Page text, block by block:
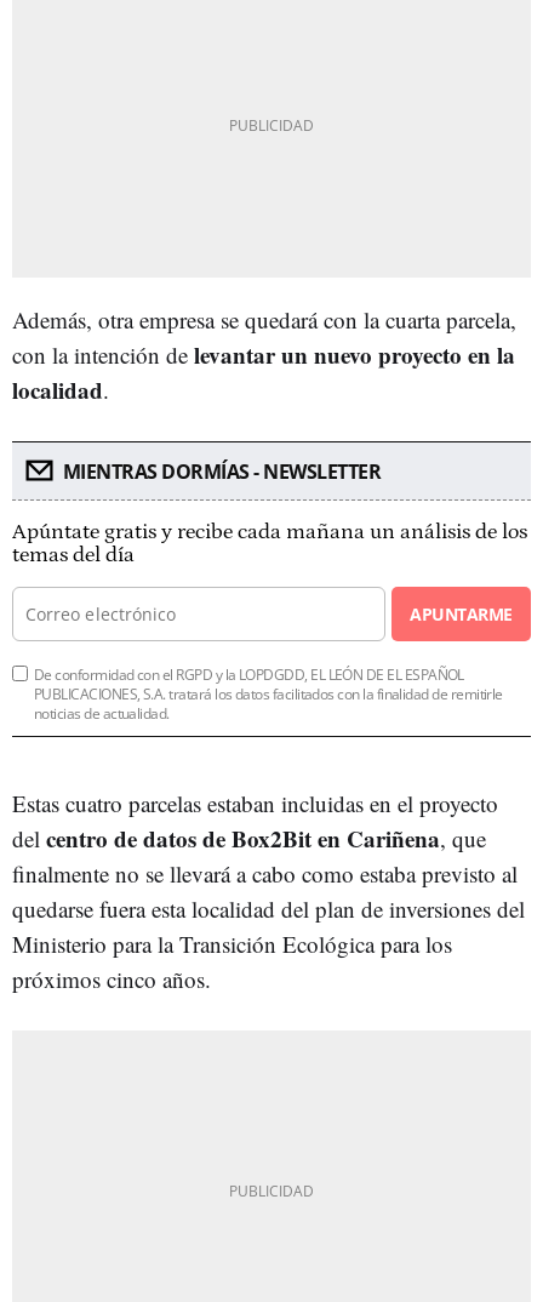
Además, otra empresa se quedará con la cuarta parcela,
con la intención de levantar un nuevo proyecto en la
localidad.
MIENTRAS DORMÍAS - NEWSLETTER
Apúntate gratis y recibe cada mañana un análisis de los
temas del día
APUNTARME
De conformidad con el RGPD y la LOPDGDD, EL LEÓN DE EL ESPAÑOL
PUBLICACIONES, S.A. tratará los datos facilitados con la finalidad de remitirle
noticias de actualidad.
Estas cuatro parcelas estaban incluidas en el proyecto
del centro de datos de Box2Bit en Cariñena, que
finalmente no se llevará a cabo como estaba previsto al
quedarse fuera esta localidad del plan de inversiones del
Ministerio para la Transición Ecológica para los
próximos cinco años.